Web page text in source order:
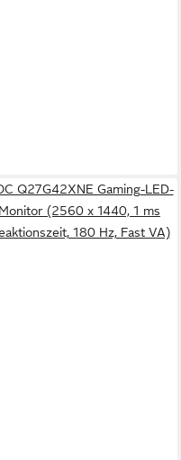
Q27G42XNE Gaming-LED-
Monitor (2560 x 1440, 1 ms
180 Hz, Fast VA)